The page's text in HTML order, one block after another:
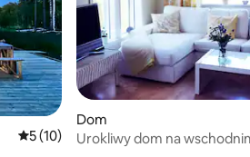
Średnia ocena: 5 na 5, liczba recenzji:
5 (10)
Dom
Urokliwy dom na